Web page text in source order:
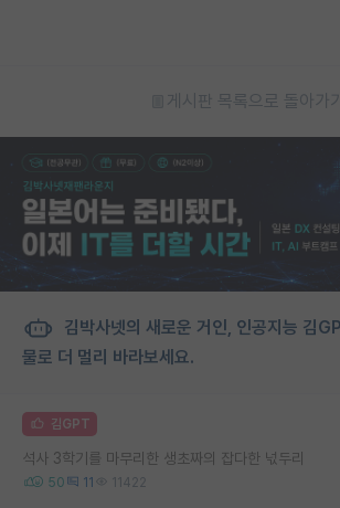
게시판 목록으로 돌아가기
김박사넷의 새로운 거인, 인공지능 김
물로 더 멀리 바라보세요.
김GPT
석사 3학기를 마무리한 생초짜의 잡다한 넋두리
50 11 11422